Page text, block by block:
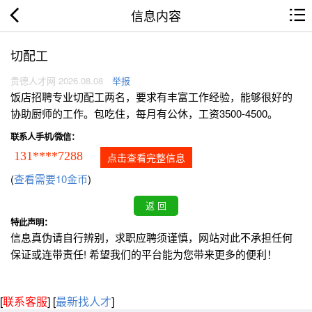
信息内容
切配工
贵德人才网 2026.08.08 举报
饭店招聘专业切配工两名，要求有丰富工作经验，能够很好的
协助厨师的工作。包吃住，每月有公休，工资3500-4500。
联系人手机/微信：
131****7288 点击查看完整信息
(查看需要10金币)
特此声明：
信息真伪请自行辨别，求职应聘须谨慎，网站对此不承担任何
保证或连带责任! 希望我们的平台能为您带来更多的便利！
[联系客服] [最新找人才]